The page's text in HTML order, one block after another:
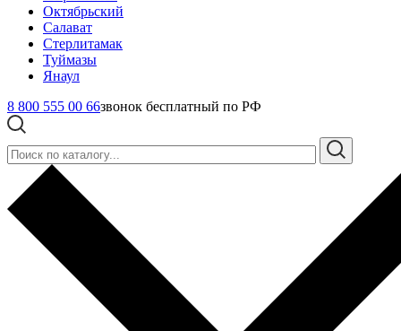
Октябрьский
Салават
Стерлитамак
Туймазы
Янаул
8 800 555 00 66звонок бесплатный по РФ